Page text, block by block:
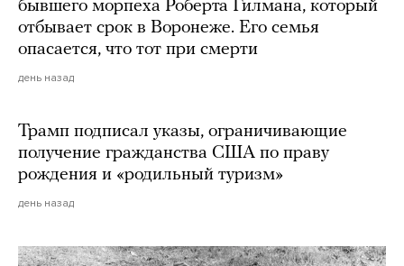
бывшего морпеха Роберта Гилмана, который
отбывает срок в Воронеже. Его семья
опасается, что тот при смерти
день назад
Трамп подписал указы, ограничивающие
получение гражданства США по праву
рождения и «родильный туризм»
день назад